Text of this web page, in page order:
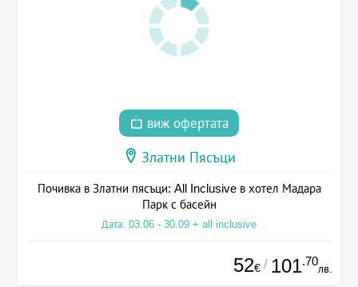
виж офертата
Златни Пясъци
Почивка в Златни пясъци: All Inclusive в хотел Мадара
Парк с басейн
Дата: 03.06 - 30.09 + all inclusive
52€ / 101.70
лв.